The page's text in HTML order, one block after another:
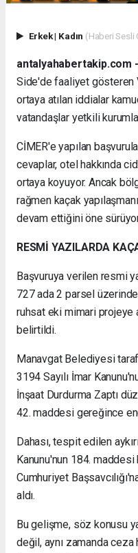
Erkek| Kadın (Haberi Sesli
antalyahabertakip.com -
Side'de faaliyet gösteren
ortaya atılan iddialar
vatandaşlar yetkili
CİMER'e yapılan
cevaplar, otel hakkında
ortaya koyuyor. Ancak
rağmen kaçak
devam ettiğini öne
RESMİ YAZILARDA
Başvuruya verilen resmi
727 ada 2 parsel
ruhsat eki mimari projeye
belirtildi.
Manavgat Belediyesi
3194 Sayılı İmar
İnşaat Durdurma Zaptı
42. maddesi gereğince
Dahası, tespit edilen
Kanunu'nun 184.
Cumhuriyet
aldı.
Bu gelişme, söz konusu
değil, aynı zamanda ceza